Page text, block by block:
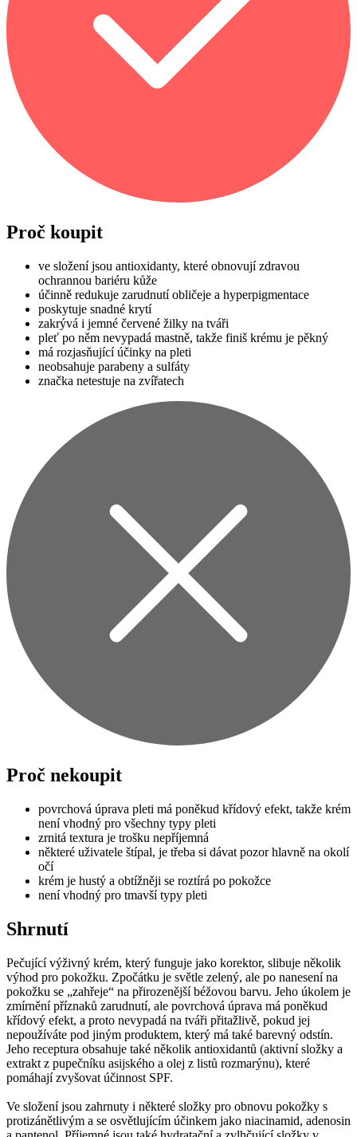
Proč koupit
ve složení jsou antioxidanty, které obnovují zdravou
ochrannou bariéru kůže
účinně redukuje zarudnutí obličeje a hyperpigmentace
poskytuje snadné krytí
zakrývá i jemné červené žilky na tváři
pleť po něm nevypadá mastně, takže finiš krému je pěkný
má rozjasňující účinky na pleti
neobsahuje parabeny a sulfáty
značka netestuje na zvířatech
Proč nekoupit
povrchová úprava pleti má poněkud křídový efekt, takže krém
není vhodný pro všechny typy pleti
zrnitá textura je trošku nepříjemná
některé uživatele štípal, je třeba si dávat pozor hlavně na okolí
očí
krém je hustý a obtížněji se roztírá po pokožce
není vhodný pro tmavší typy pleti
Shrnutí
Pečující výživný krém, který funguje jako korektor, slibuje několik
výhod pro pokožku. Zpočátku je světle zelený, ale po nanesení na
pokožku se „zahřeje“ na přirozenější béžovou barvu. Jeho úkolem je
zmírnění příznaků zarudnutí, ale povrchová úprava má poněkud
křídový efekt, a proto nevypadá na tváři přitažlivě, pokud jej
nepoužíváte pod jiným produktem, který má také barevný odstín.
Jeho receptura obsahuje také několik antioxidantů (aktivní složky a
extrakt z pupečníku asijského a olej z listů rozmarýnu), které
pomáhají zvyšovat účinnost SPF.
Ve složení jsou zahrnuty i některé složky pro obnovu pokožky s
protizánětlivým a se osvětlujícím účinkem jako niacinamid, adenosin